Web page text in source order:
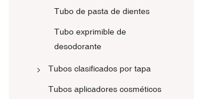
Tubo de pasta de dientes
Tubo exprimible de
desodorante
Tubos clasificados por tapa
Tapón de rosca
Tubos aplicadores cosméticos